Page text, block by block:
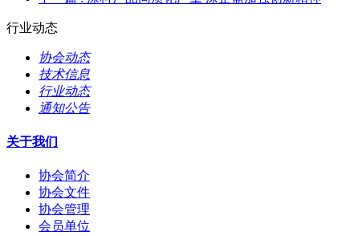
行业动态
协会动态
技术信息
行业动态
通知公告
关于我们
协会简介
协会文件
协会管理
会员单位